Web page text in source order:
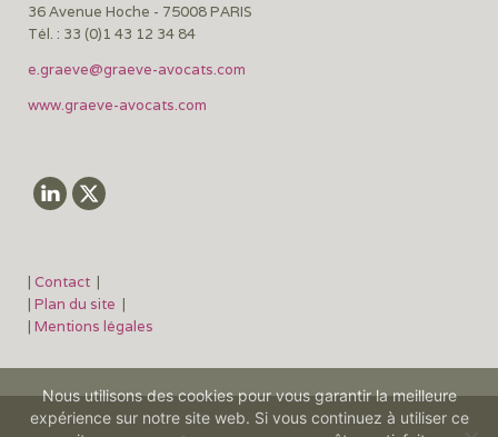
36 Avenue Hoche - 75008 PARIS
Tél. : 33 (0)1 43 12 34 84
e.graeve@graeve-avocats.com
www.graeve-avocats.com
| Contact |
| Plan du site |
| Mentions légales
Nous utilisons des cookies pour vous garantir la meilleure
expérience sur notre site web. Si vous continuez à utiliser ce